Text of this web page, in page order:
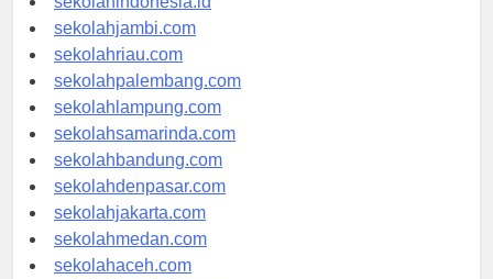
sekolahindonesia.id
sekolahjambi.com
sekolahriau.com
sekolahpalembang.com
sekolahlampung.com
sekolahsamarinda.com
sekolahbandung.com
sekolahdenpasar.com
sekolahjakarta.com
sekolahmedan.com